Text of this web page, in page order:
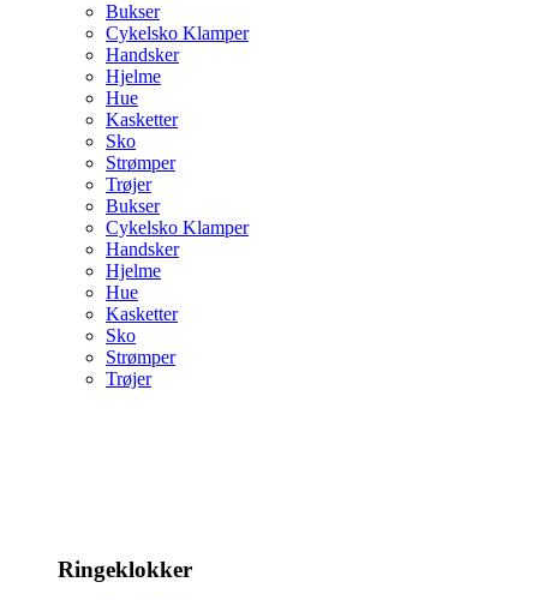
Bukser
Cykelsko Klamper
Handsker
Hjelme
Hue
Kasketter
Sko
Strømper
Trøjer
Bukser
Cykelsko Klamper
Handsker
Hjelme
Hue
Kasketter
Sko
Strømper
Trøjer
Ringeklokker